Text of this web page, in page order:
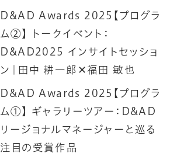
D&AD Awards 2025【プログラ
ム②】 トークイベント：
D&AD2025 インサイトセッショ
ン｜田中 耕一郎✕福田 敏也
D&AD Awards 2025【プログラ
ム①】 ギャラリーツアー：D&AD
リージョナルマネージャーと巡る
注目の受賞作品